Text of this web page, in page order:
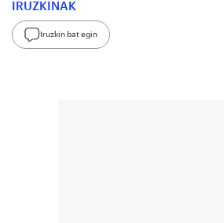
IRUZKINAK
Iruzkin bat egin